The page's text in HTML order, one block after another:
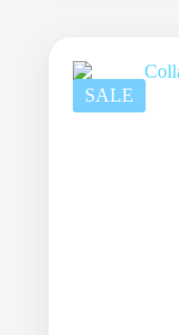
SALE